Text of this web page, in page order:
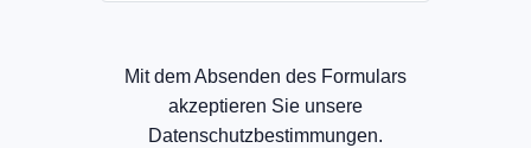
Mit dem Absenden des Formulars
akzeptieren Sie unsere
Datenschutzbestimmungen.